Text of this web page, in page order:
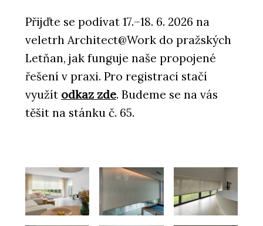
Přijďte se podívat 17.–18. 6. 2026 na
veletrh Architect@Work do pražských
Letňan, jak funguje naše propojené
řešení v praxi. Pro registraci stačí
využít odkaz zde. Budeme se na vás
těšit na stánku č. 65.